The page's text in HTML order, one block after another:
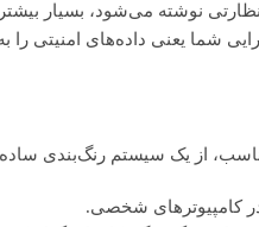
نوشته می‌شود، بسیار
شما یعنی داده‌های امنیتی را
از یک سیستم رنگ‌بندی
کامپیوترهای شخصی.